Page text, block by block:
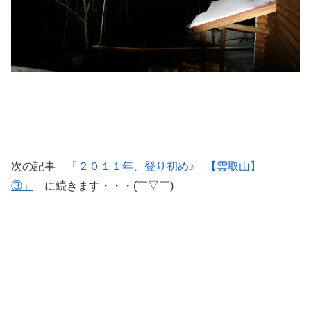
次の記事
「２０１１年、登り初め♪ 【雲取山】
③」
に続きます・・・(￣▽￣)